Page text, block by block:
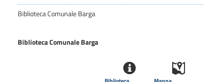
Biblioteca Comunale Barga
Biblioteca Comunale Barga